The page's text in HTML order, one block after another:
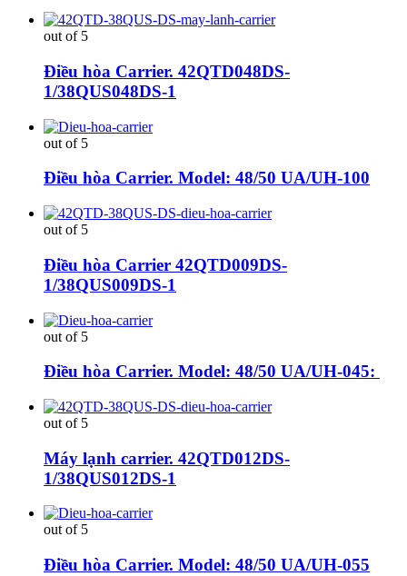
out of 5
Điều hòa Carrier. 42QTD048DS-
1/38QUS048DS-1
out of 5
Điều hòa Carrier. Model: 48/50 UA/UH-100
out of 5
Điều hòa Carrier 42QTD009DS-
1/38QUS009DS-1
out of 5
Điều hòa Carrier. Model: 48/50 UA/UH-045:
out of 5
Máy lạnh carrier. 42QTD012DS-
1/38QUS012DS-1
out of 5
Điều hòa Carrier. Model: 48/50 UA/UH-055